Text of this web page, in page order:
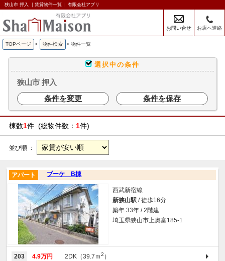
狭山市 押入 ｜賃貸物件一覧｜ 有限会社アプリ
お問い合せ お店へ連絡
TOPページ > 物件検索 > 物件一覧
選択中の条件
狭山市 押入
条件を変更
条件を保存
棟数1件 (総物件数： 1件)
並び順 ：
ブーケ B棟
アパート
西武新宿線
新狭山駅 / 徒歩16分
築年 33年 / 2階建
埼玉県狭山市上奥富185-1
203 4.9万円 2DK（39.7ｍ2 ）